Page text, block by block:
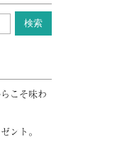
こそ味わ
ント。